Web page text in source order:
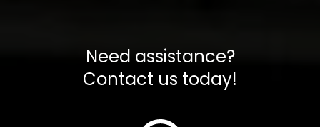
Need assistance?
Contact us today!